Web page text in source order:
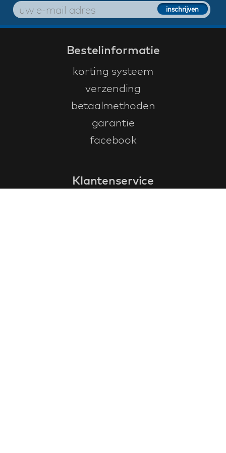
Bestelinformatie
korting systeem
verzending
betaalmethoden
garantie
facebook
Klantenservice